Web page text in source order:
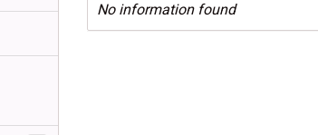
No information found